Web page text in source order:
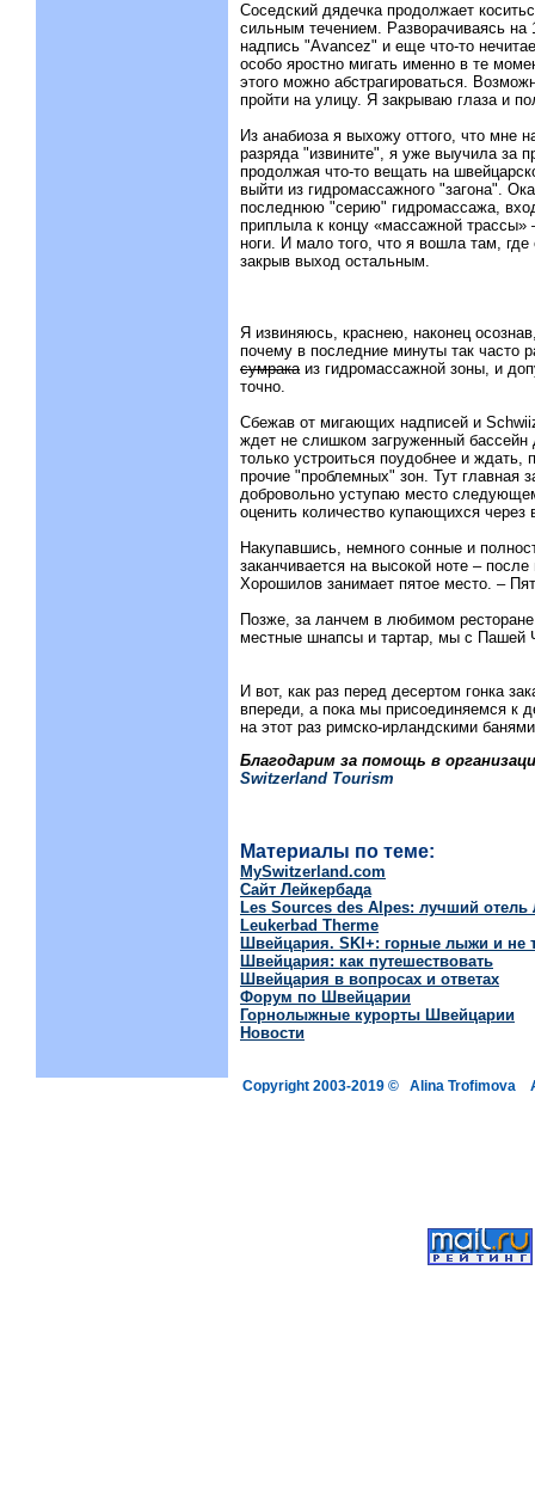
Соседский дядечка продолжает
сильным течением. Разворачиваясь
надпись "Avancez" и еще что-то
особо яростно мигать именно в те
этого можно абстрагироваться.
пройти на улицу. Я закрываю глаза и
Из анабиоза я выхожу оттого, что мне
разряда "извините", я уже выучила за
продолжая что-то вещать на
выйти из гидромассажного "загона".
последнюю "серию" гидромассажа,
приплыла к концу «массажной
ноги. И мало того, что я вошла там,
закрыв выход остальным.
Я извиняюсь, краснею, наконец
почему в последние минуты так часто
сумракаиз гидромассажной зоны, и
точно.
Сбежав от мигающих надписей и
ждет не слишком загруженный бассейн
только устроиться поудобнее и
прочие "проблемных" зон. Тут главная
добровольно уступаю место
оценить количество купающихся через
Накупавшись, немного сонные и
заканчивается на высокой ноте –
Хорошилов занимает пятое место. –
Позже, за ланчем в любимом
местные шнапсы и тартар, мы с Пашей
И вот, как раз перед десертом гонка
впереди, а пока мы присоединяемся к
на этот раз римско-ирландскими
Благодарим за помощь в
Switzerland Tourism
Материалы по теме:
MySwitzerland.com
Сайт Лейкербада
Les Sources des Alpes: лучший отель
Leukerbad Therme
Швейцария. SKI+: горные лыжи и не
Швейцария: как путешествовать
Швейцария в вопросах и ответах
Форум по Швейцарии
Горнолыжные курорты Швейцарии
Новости
Copyright 2003-2019 © Alina